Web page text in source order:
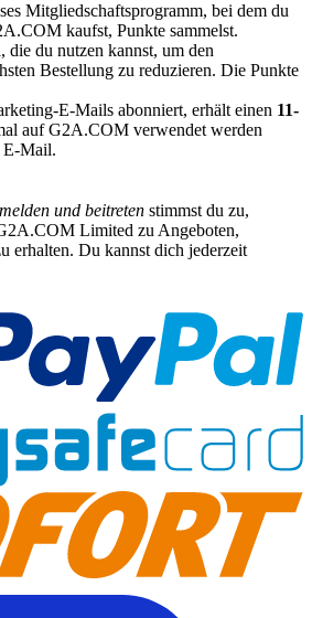
Mitgliedschaftsprogramm, bei dem du
kaufst, Punkte sammelst.
, die du nutzen kannst, um den
Bestellung zu reduzieren. Die Punkte
E-Mails abonniert, erhält einen 11-
auf G2A.COM verwendet werden
E-Mail.
und beitreten stimmst du zu,
Limited zu Angeboten,
erhalten. Du kannst dich jederzeit